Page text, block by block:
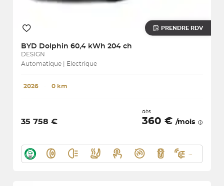
PRENDRE RDV
BYD Dolphin 60,4 kWh 204 ch
DESIGN
Automatique | Electrique
2026 ･ 0 km
35 758 €
dès
360 € /mois